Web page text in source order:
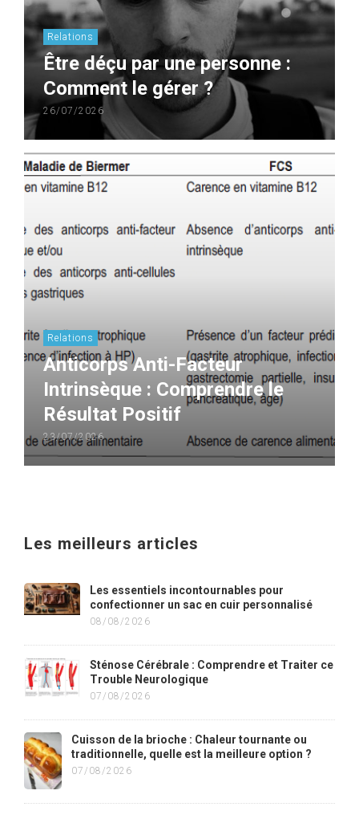
Relations
Être déçu par une personne :
Comment le gérer ?
26/07/2026
Relations
Anticorps Anti-Facteur
Intrinsèque : Comprendre le
Résultat Positif
23/07/2026
Les meilleurs articles
Les essentiels incontournables pour
confectionner un sac en cuir personnalisé
08/08/2026
Sténose Cérébrale : Comprendre et Traiter ce
Trouble Neurologique
07/08/2026
Cuisson de la brioche : Chaleur tournante ou
traditionnelle, quelle est la meilleure option ?
07/08/2026